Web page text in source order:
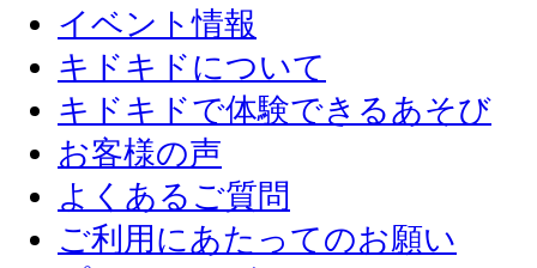
イベント情報
キドキドについて
キドキドで体験できるあそび
お客様の声
よくあるご質問
ご利用にあたってのお願い